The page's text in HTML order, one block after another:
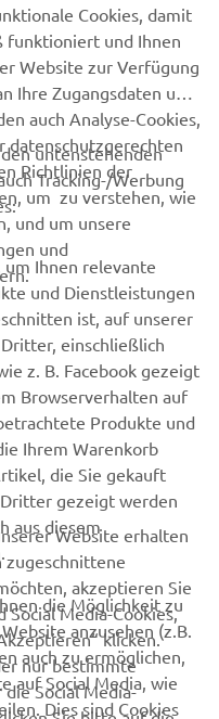
und vielem mehr.
um zu erfahren, wie wir
Datenschutzerklärung
Cookies, damit
funktioniert und Ihnen
Website zur Verfügung
Ihre Zugangsdaten und
auch Analyse-Cookies,
datenschutzgerechten
Richtlinien der
um zu verstehen, wie
und um unsere
und
untenstehenden
Tracking-/Werbung
um Ihnen relevante
und Dienstleistungen
ist, auf unserer
einschließlich
z. B. Facebook gezeigt
Browserverhalten auf
Produkte und
Ihrem Warenkorb
die Sie gekauft
gezeigt werden
aus diesem
die Möglichkeit zu
anzusehen (z.B.
auch zu ermöglichen,
auf Social Media, wie
Dies sind Cookies
Website erhalten
zugeschnittene
akzeptieren Sie
Media-Cookies,
klicken.
nur bestimmte
Social Media-